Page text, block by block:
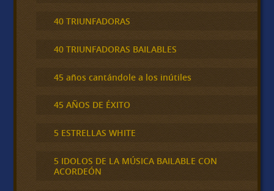
40 TRIUNFADORAS
40 TRIUNFADORAS BAILABLES
45 años cantándole a los inútiles
45 AÑOS DE ÉXITO
5 ESTRELLAS WHITE
5 IDOLOS DE LA MÚSICA BAILABLE CON
ACORDEÓN